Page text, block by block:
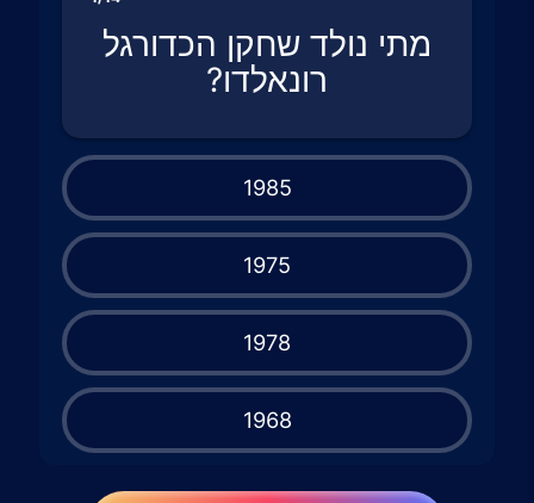
מתי נולד שחקן הכדורגל
רונאלדו?
1985
1975
1978
1968